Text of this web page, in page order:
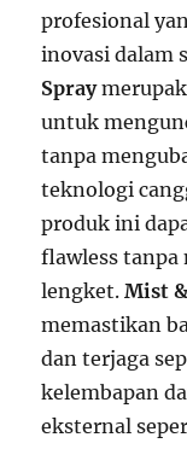
profesional
inovasi dalam
Spray
untuk
tanpa
teknologi
produk ini
flawless tanpa
lengket.Mist
memastikan
dan terjaga
kelembapan
eksternal